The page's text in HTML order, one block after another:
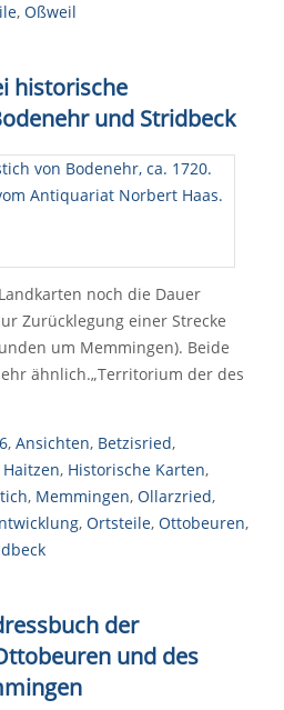
, Oßweil
historische
und Stridbeck
noch die Dauer
Zurücklegung einer Strecke
um Memmingen). Beide
ähnlich.„Territorium der des
, Ansichten, Betzisried,
Haitzen, Historische Karten,
, Memmingen, Ollarzried,
, Ortsteile, Ottobeuren,
der
und des